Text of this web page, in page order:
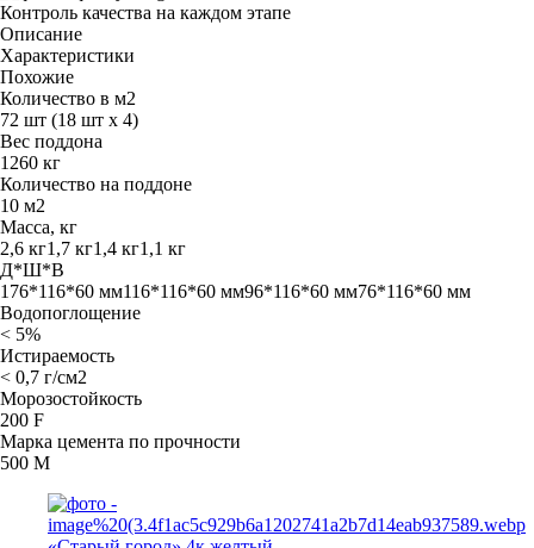
Контроль качества на каждом этапе
Описание
Характеристики
Похожие
Количество в м2
72 шт (18 шт x 4)
Вес поддона
1260 кг
Количество на поддоне
10 м2
Масса, кг
2,6 кг1,7 кг1,4 кг1,1 кг
Д*Ш*В
176*116*60 мм116*116*60 мм96*116*60 мм76*116*60 мм
Водопоглощение
< 5%
Истираемость
< 0,7 г/см2
Морозостойкость
200 F
Марка цемента по прочности
500 M